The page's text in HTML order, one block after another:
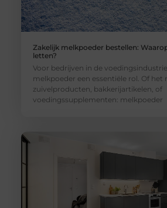
Zakelijk melkpoeder bestellen:
letten?
Voor bedrijven in de
melkpoeder een essentiële rol. Of het
zuivelproducten, bakkerijartikelen, of
voedingssupplementen: melkpoeder